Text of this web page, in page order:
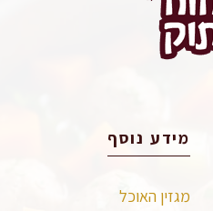
מידע נוסף
מגזין האוכל